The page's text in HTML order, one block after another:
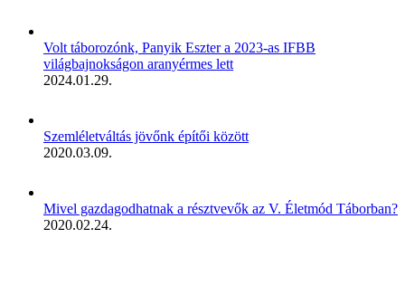
Volt táborozónk, Panyik Eszter a 2023-as IFBB
világbajnokságon aranyérmes lett
2024.01.29.
Szemléletváltás jövőnk építői között
2020.03.09.
Mivel gazdagodhatnak a résztvevők az V. Életmód Táborban?
2020.02.24.